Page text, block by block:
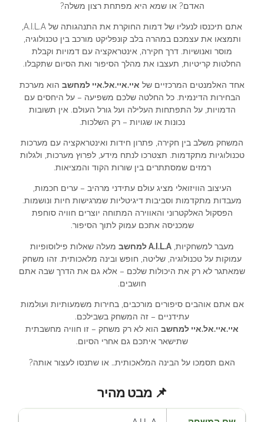
האדם? או שמא היא מפתחת רצון משלה?
אתם תיכנסו לנעליו של דמות החוקרת את התנהגותה של A.I.L.A,
ותמצאו את עצמכם במהרה בלב קונפליקט מורכב בין טכנולוגיה,
מוסר ואנושיות. דרך חקירה, אינטראקציה עם דמויות וקבלת
החלטות קריטיות, תעצבו את מהלך הסיפור ואת הסיום שתקבלו.
אחד האלמנטים המרכזיים של איי.איי.אל.איי למחשב הוא מערכת
הבחירות הדינמית. כל החלטה שלכם משפיעה – על היחסים עם
הדמויות, על התפתחות העלילה ועל גורל העולם. אין תשובות
נכונות או שגויות – רק השלכות.
המשחק משלב בין חקירה, פתרון חידות ואינטראקציה עם מערכות
טכנולוגיות מתקדמות. תצטרכו לנתח מידע, לפרוץ מערכות, ולגלות
רמזים שמסתתרים בין שורות הקוד והמציאות.
העיצוב הוויזואלי מציג עולם עתידני מרהיב – ערים חכמות,
מעבדות מתקדמות וסביבות דיגיטליות שמרגישות חיות ונושמות.
הפסקול האלקטרוני והאווירה המתוחה יוצרים חוויה סוחפת
שמכניסה אתכם עמוק לתוך הסיפור.
מעבר למשחקיות, A.I.L.A למחשב
מעלה שאלות פילוסופיות
עמוקות על טכנולוגיה, שליטה, חופש ובינה מלאכותית. זהו משחק
שמאתגר לא רק את היכולות שלכם – אלא גם את הדרך שבה אתם
חושבים.
אם אתם אוהבים סיפורים מורכבים, בחירות משמעותיות ועולמות
עתידניים – זה המשחק בשבילכם.
איי.איי.אל.איי למחשב הוא לא רק משחק – זו חוויה מחשבתית
שתישאר איתכם גם אחרי הסיום.
האם תסמכו על הבינה המלאכותית… או שתנסו לעצור אותה?
📌 מבט מהיר